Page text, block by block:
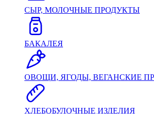
СЫР, МОЛОЧНЫЕ ПРОДУКТЫ
БАКАЛЕЯ
ОВОЩИ, ЯГОДЫ, ВЕГАНСКИЕ
ХЛЕБОБУЛОЧНЫЕ ИЗДЕЛИЯ